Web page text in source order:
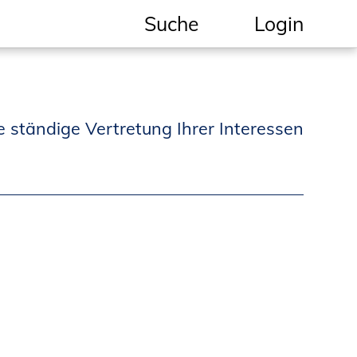
Suche
Informationen für
Login
ständige Vertretung Ihrer Interessen